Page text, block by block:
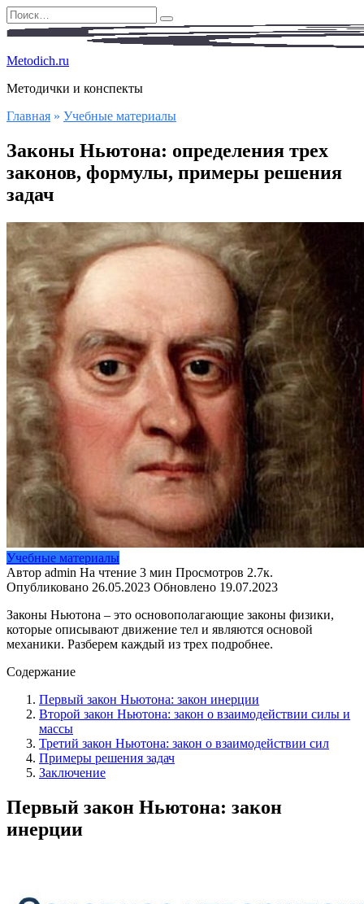
Перейти
к
Search
for:
Metodich.ru
Методички и конспекты
Главная » Учебные материалы
Законы Ньютона: определения трех
законов, формулы, примеры решения
задач
Учебные материалы
Автор admin На чтение 3 мин Просмотров 2.7к.
Опубликовано 26.05.2023 Обновлено 19.07.2023
Законы Ньютона – это основополагающие законы физики,
которые описывают движение тел и являются основой
механики. Разберем каждый из трех подробнее.
Содержание
Первый закон Ньютона: закон инерции
Второй закон Ньютона: закон о взаимодействии силы и
массы
Третий закон Ньютона: закон о взаимодействии сил
Примеры решения задач
Заключение
Первый закон Ньютона: закон
инерции